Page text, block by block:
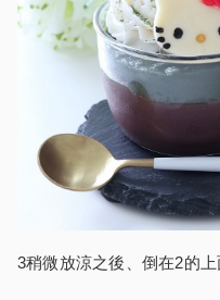
3稍微放涼之後、倒在2的